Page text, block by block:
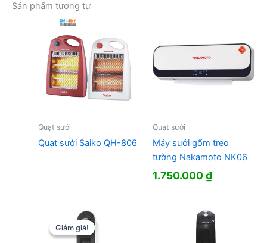
Sản phẩm tương tự
Quạt sưởi
Quạt sưởi Saiko QH-806
Quạt sưởi
Máy sưởi gốm treo
tường Nakamoto NK06
1.750.000₫
Giảm giá!
Giảm giá!